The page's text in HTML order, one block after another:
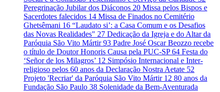
Peregrinação Jubilar dos Diáconos 20 Missa pelos Bispos e
Sacerdotes falecidos 14 Missa de Finados no Cemitério
Ghetsêmani 16 “Laudato si’: a Casa Comum e os Desafios
das Novas Realidades" 27 Dedicação da Igreja e do Altar da
Paróquia São Vito Mártir93 Padre José Oscar Beozzo recebe
o título de Doutor Honoris Causa pela PUC-SP64 Festa do
‘Señor de los Milagros’ 12 Simpósio Internacional e Inter-
religioso pelos 60 anos da Declaração Nostra Aetate 52
Projeto 'Recriar' da Paróquia São Vito Mártir 12 80 anos da
Fundação São Paulo 38 Solenidade da Bem-Aventurada